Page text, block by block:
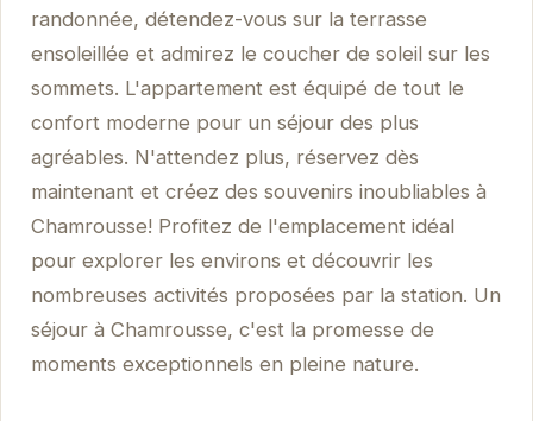
randonnée, détendez-vous sur la terrasse
ensoleillée et admirez le coucher de soleil sur les
sommets. L'appartement est équipé de tout le
confort moderne pour un séjour des plus
agréables. N'attendez plus, réservez dès
maintenant et créez des souvenirs inoubliables à
Chamrousse! Profitez de l'emplacement idéal
pour explorer les environs et découvrir les
nombreuses activités proposées par la station. Un
séjour à Chamrousse, c'est la promesse de
moments exceptionnels en pleine nature.